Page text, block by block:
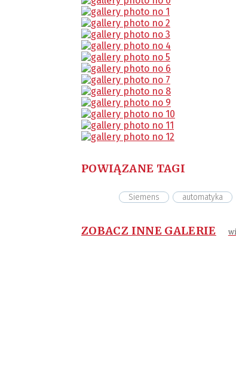
POWIĄZANE TAGI
Siemens automatyka
ZOBACZ INNE GALERIE